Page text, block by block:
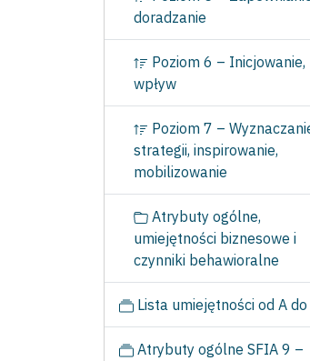
doradzanie
Poziom 6 – Inicjowanie,
wpływ
Poziom 7 –
strategii, inspirowanie,
mobilizowanie
Atrybuty ogólne,
umiejętności biznesowe i
czynniki behawioralne
Lista umiejętności od A do
Atrybuty ogólne SFIA 9 –